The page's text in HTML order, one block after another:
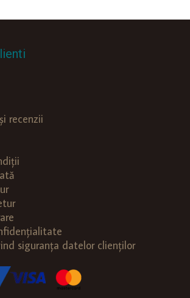
recenzii
siguranța datelor clienților